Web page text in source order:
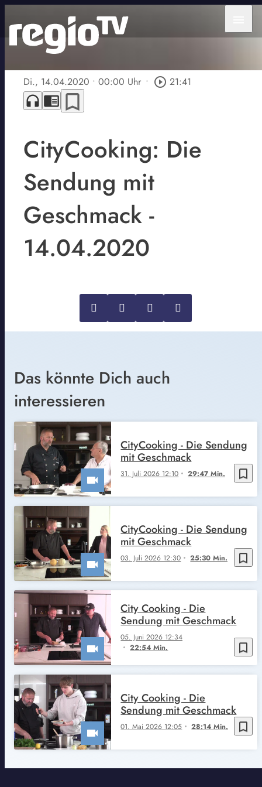
Di., 14.04.2020 • 00:00 Uhr • play_circle_outline 21:41
headphones chrome_reader_mode bookmark_border
CityCooking: Die
Sendung mit
Geschmack -
14.04.2020
Das könnte Dich auch
interessieren
bookmark_border
31. Juli 2026 12:10 29:47 Min.
CityCooking - Die Sendung
mit Geschmack
bookmark_border
03. Juli 2026 12:30 25:30 Min.
CityCooking - Die Sendung
mit Geschmack
bookmark_border
05. Juni 2026 12:34
22:54 Min.
City Cooking - Die
Sendung mit Geschmack
bookmark_border
01. Mai 2026 12:05 28:14 Min.
City Cooking - Die
Sendung mit Geschmack